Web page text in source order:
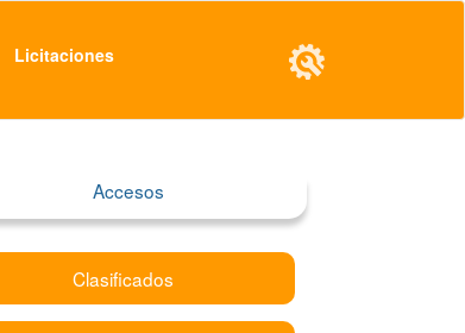
Licitaciones
Accesos
Clasificados